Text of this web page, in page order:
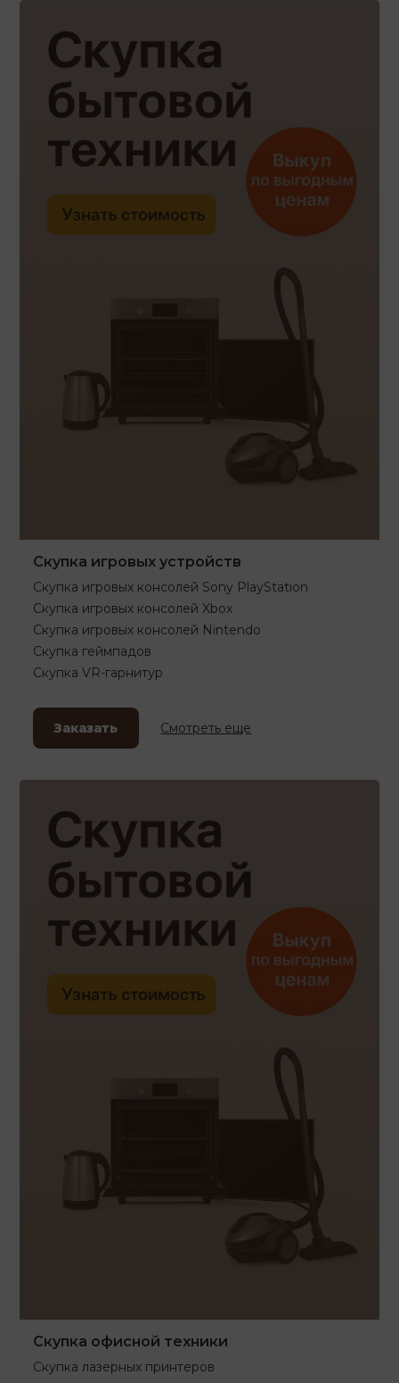
Скупка игровых устройств
Скупка игровых консолей Sony PlayStation
Скупка игровых консолей Xbox
Скупка игровых консолей Nintendo
Скупка геймпадов
Скупка VR-гарнитур
Заказать Смотреть еще
Скупка офисной техники
Скупка лазерных принтеров